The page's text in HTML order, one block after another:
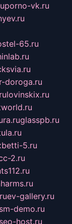
porno-vk.ru
65.ru
doroga.ru
lovinskix.ru
glasspb.ru
5.ru
2.ru
ev-gallery.ru
demo.ru
host.ru